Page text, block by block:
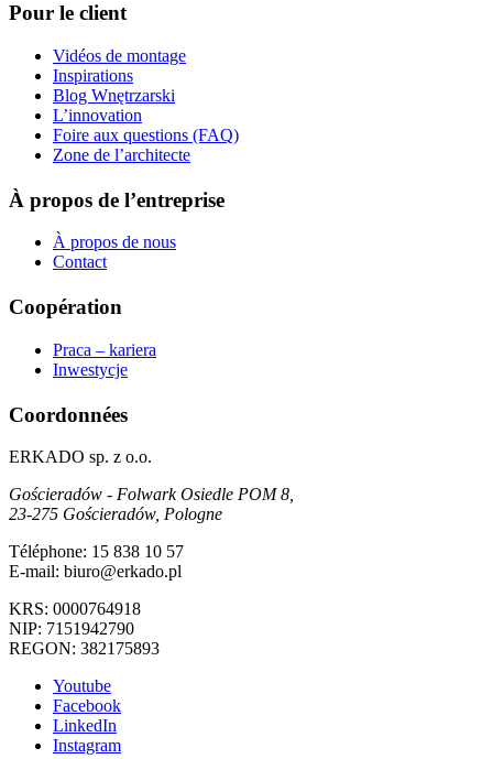
Pour le client
Vidéos de montage
Inspirations
Blog Wnętrzarski
L’innovation
Foire aux questions (FAQ)
Zone de l’architecte
À propos de l’entreprise
À propos de nous
Contact
Coopération
Praca – kariera
Inwestycje
Coordonnées
ERKADO sp. z o.o.
Gościeradów - Folwark Osiedle POM 8,
23-275 Gościeradów, Pologne
Téléphone: 15 838 10 57
E-mail: biuro@erkado.pl
KRS: 0000764918
NIP: 7151942790
REGON: 382175893
Youtube
Facebook
LinkedIn
Instagram